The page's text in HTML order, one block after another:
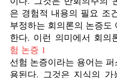
은 경험적 내용의 필요 조
부정하는 회의론의 논증도
한다. 이런 의미에서 회의
험 논증 1
선험 논증이라는 용어는
용된다. 그것은 지식의 가